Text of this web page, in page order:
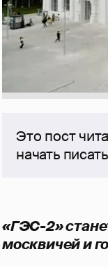
Это пост
начать
«ГЭС-2»
москвичей и